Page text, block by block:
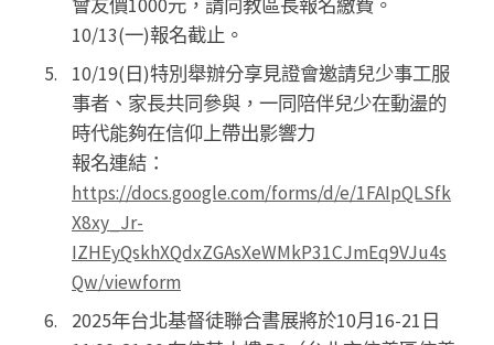
會友價1000元，請向教區長報名繳費。
10/13(一)報名截止。
10/19(日)特別舉辦分享見證會邀請兒少事工服
事者、家長共同參與，一同陪伴兒少在動盪的
時代能夠在信仰上帶出影響力
報名連結：
https://docs.google.com/forms/d/e/1FAIpQLSfk
X8xy_Jr-
IZHEyQskhXQdxZGAsXeWMkP31CJmEq9VJu4s
Qw/viewform
2025年台北基督徒聯合書展將於10月16-21日